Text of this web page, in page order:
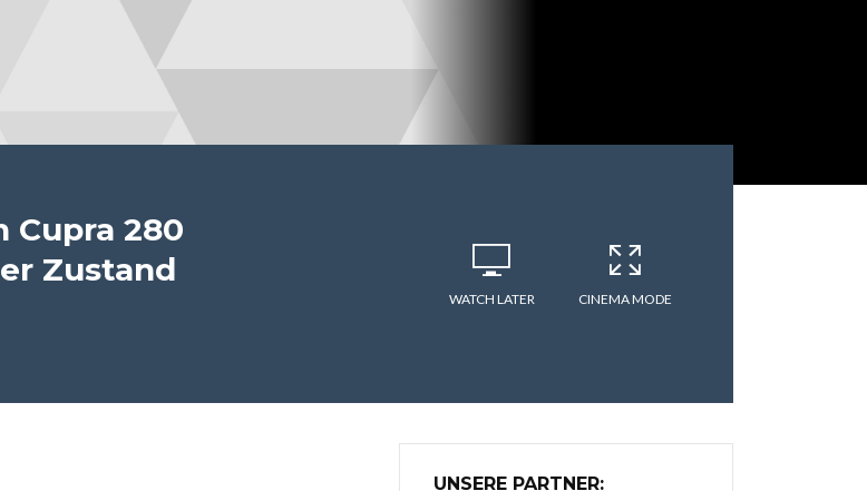
Cupra 280
Zustand
WATCH LATER CINEMA MODE
UNSERE PARTNER: